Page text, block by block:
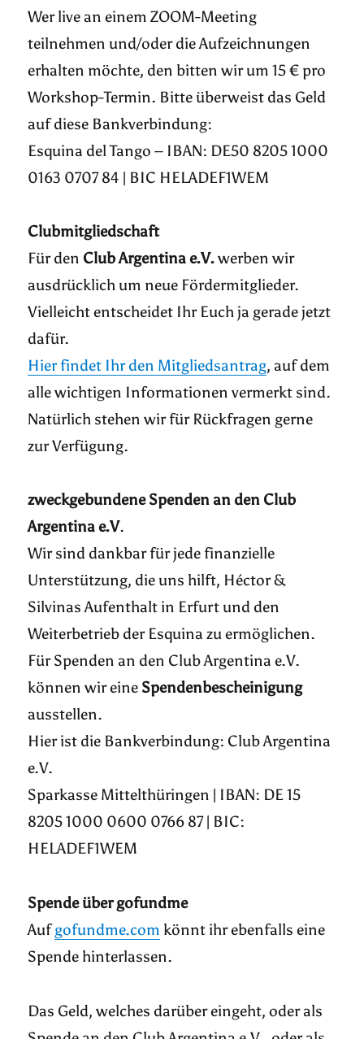
Wer live an einem ZOOM-Meeting
teilnehmen und/oder die Aufzeichnungen
erhalten möchte, den bitten wir um 15 € pro
Workshop-Termin. Bitte überweist das Geld
auf diese Bankverbindung:
Esquina del Tango – IBAN: DE50 8205 1000
0163 0707 84 | BIC HELADEF1WEM
Clubmitgliedschaft
Für den Club Argentina e.V.werben wir
ausdrücklich um neue Fördermitglieder.
Vielleicht entscheidet Ihr Euch ja gerade jetzt
dafür.
Hier findet Ihr den Mitgliedsantrag, auf dem
alle wichtigen Informationen vermerkt sind.
Natürlich stehen wir für Rückfragen gerne
zur Verfügung.
zweckgebundene Spenden an den Club
Argentina e.V.
Wir sind dankbar für jede finanzielle
Unterstützung, die uns hilft, Héctor &
Silvinas Aufenthalt in Erfurt und den
Weiterbetrieb der Esquina zu ermöglichen.
Für Spenden an den Club Argentina e.V.
können wir eine Spendenbescheinigung
ausstellen.
Hier ist die Bankverbindung: Club Argentina
e.V.
Sparkasse Mittelthüringen | IBAN: DE 15
8205 1000 0600 0766 87 | BIC:
HELADEF1WEM
Spende über gofundme
Aufgofundme.com könnt ihr ebenfalls eine
Spende hinterlassen.
Das Geld, welches darüber eingeht, oder als